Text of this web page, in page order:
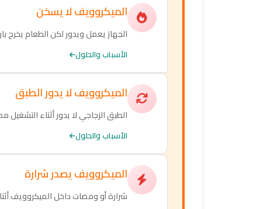
الميكروويف لا يسخن
الجهاز يعمل ويدور لكن الطعام يخرج
الأسباب والحلول
الميكروويف لا يدور الطبق
الطبق الزجاجي لا يدور أثناء
الأسباب والحلول
الميكروويف يصدر شرارة
شرارة أو ومضات داخل الميكروويف